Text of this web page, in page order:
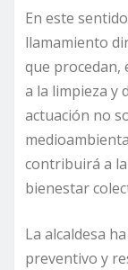
En este
llamamiento
que procedan,
a la limpieza y
actuación no
contribuirá a
bienestar
La alcaldesa
preventivo y